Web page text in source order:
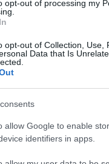
opt-out of processing my
opt-out of Collection, Use,
Data that Is
allow Google to enable
identifiers in apps.
Spaccanapoli
botteghe
storia, da